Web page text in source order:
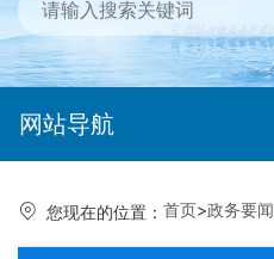
网站导航
您现在的位置： 首页>政务要闻